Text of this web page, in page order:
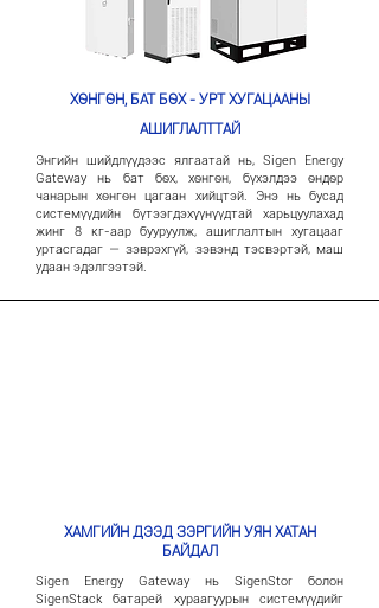
ХӨНГӨН, БАТ БӨХ - УРТ ХУГАЦААНЫ
АШИГЛАЛТТАЙ
Энгийн шийдлүүдээс ялгаатай нь, Sigen Energy
Gateway нь бат бөх, хөнгөн, бүхэлдээ өндөр
чанарын хөнгөн цагаан хийцтэй. Энэ нь бусад
системүүдийн бүтээгдэхүүнүүдтай харьцуулахад
жинг 8 кг-аар бууруулж, ашиглалтын хугацааг
уртасгадаг — зэврэхгүй, зэвэнд тэсвэртэй, маш
удаан эдэлгээтэй.
ХАМГИЙН ДЭЭД ЗЭРГИЙН УЯН ХАТАН
БАЙДАЛ
Sigen Energy Gateway нь SigenStor болон
SigenStack батарей хураагуурын системүүдийг